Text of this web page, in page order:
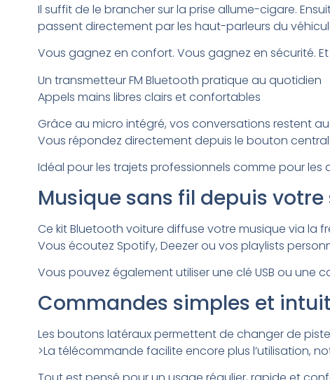
Il suffit de le brancher sur la prise allume-cigare.
passent directement par les haut-parleurs du
Vous gagnez en confort. Vous gagnez en sécurité.
Un transmetteur FM Bluetooth pratique au quotidien
Appels mains libres clairs et confortables
Grâce au micro intégré, vos conversations restent
Vous répondez directement depuis le bouton
Idéal pour les trajets professionnels comme pour
Musique sans fil depuis
Ce kit Bluetooth voiture diffuse votre musique via la
Vous écoutez Spotify, Deezer ou vos playlists
Vous pouvez également utiliser une clé USB ou une
Commandes simples et
Les boutons latéraux permettent de changer de
>La télécommande facilite encore plus l’utilisation,